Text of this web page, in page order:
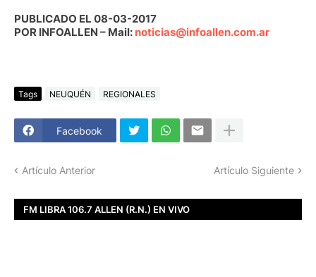
PUBLICADO EL 08-03-2017
POR INFOALLEN – Mail: noticias@infoallen.com.ar
Tags NEUQUÉN REGIONALES
Facebook
Artículo Anterior Artículo Siguiente
FM LIBRA 106.7 ALLEN (R.N.) EN VIVO